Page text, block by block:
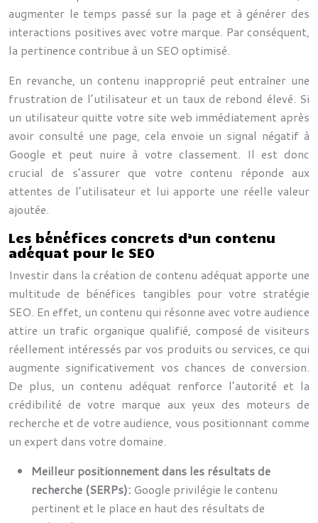
augmenter le temps passé sur la page et à générer des
interactions positives avec votre marque. Par conséquent,
la pertinence contribue à un SEO optimisé.
En revanche, un contenu inapproprié peut entraîner une
frustration de l’utilisateur et un taux de rebond élevé. Si
un utilisateur quitte votre site web immédiatement après
avoir consulté une page, cela envoie un signal négatif à
Google et peut nuire à votre classement. Il est donc
crucial de s’assurer que votre contenu réponde aux
attentes de l’utilisateur et lui apporte une réelle valeur
ajoutée.
Les bénéfices concrets d’un contenu
adéquat pour le SEO
Investir dans la création de contenu adéquat apporte une
multitude de bénéfices tangibles pour votre stratégie
SEO. En effet, un contenu qui résonne avec votre audience
attire un trafic organique qualifié, composé de visiteurs
réellement intéressés par vos produits ou services, ce qui
augmente significativement vos chances de conversion.
De plus, un contenu adéquat renforce l’autorité et la
crédibilité de votre marque aux yeux des moteurs de
recherche et de votre audience, vous positionnant comme
un expert dans votre domaine.
Meilleur positionnement dans les résultats de
recherche (SERPs): Google privilégie le contenu
pertinent et le place en haut des résultats de